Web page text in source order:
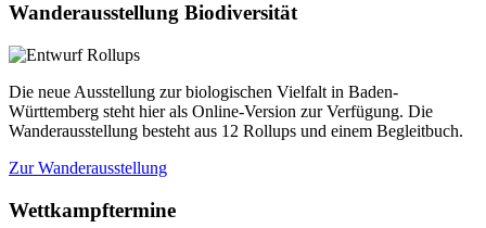
Wanderausstellung Biodiversität
Die neue Ausstellung zur biologischen Vielfalt in Baden-
Württemberg steht hier als Online-Version zur Verfügung. Die
Wanderausstellung besteht aus 12 Rollups und einem Begleitbuch.
Zur Wanderausstellung
Wettkampftermine